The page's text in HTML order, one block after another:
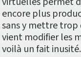
encore plus
sans y mettre trop
vient modifier les
voilà un fait inusité.